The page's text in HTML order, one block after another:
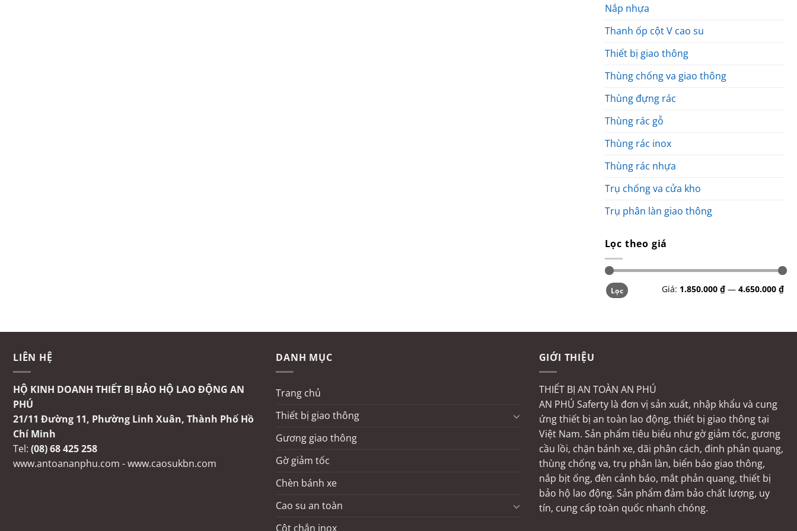
Nắp nhựa
Thanh ốp cột V cao su
Thiết bị giao thông
Thùng chống va giao thông
Thùng đựng rác
Thùng rác gỗ
Thùng rác inox
Thùng rác nhựa
Trụ chống va cửa kho
Trụ phân làn giao thông
Lọc theo giá
Giá
tối
thiểu
Giá
tối
đa
Lọc Giá: 1.850.000 ₫ — 4.650.000 ₫
LIÊN HỆ
HỘ KINH DOANH THIẾT BỊ BẢO HỘ LAO ĐỘNG AN
PHÚ
21/11 Đường 11, Phường Linh Xuân, Thành Phố Hồ
Chí Minh
Tel: (08) 68 425 258
www.antoananphu.com -www.caosukbn.com
DANH MỤC
Trang chủ
Thiết bị giao thông
Gương giao thông
Gờ giảm tốc
Chèn bánh xe
Cao su an toàn
Cột chắn inox
GIỚI THIỆU
THIẾT BỊ AN TOÀN AN PHÚ
AN PHÚ Saferty là đơn vị sản xuất, nhập khẩu và cung
ứng thiết bị an toàn lao động, thiết bị giao thông tại
Việt Nam. Sản phẩm tiêu biểu như gờ giảm tốc, gương
cầu lồi, chặn bánh xe, dãi phân cách, đinh phản quang,
thùng chống va, trụ phân làn, biển báo giao thông,
nắp bịt ống, đèn cảnh báo, mắt phản quang, thiết bị
bảo hộ lao động. Sản phẩm đảm bảo chất lượng, uy
tín, cung cấp toàn quốc nhanh chóng.